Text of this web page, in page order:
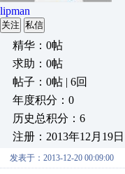
lipman
关注 私信
精华：0帖
求助：0帖
帖子：0帖 | 6回
年度积分：0
历史总积分：6
注册：2013年12月19日
发表于：2013-12-20 00:09:00